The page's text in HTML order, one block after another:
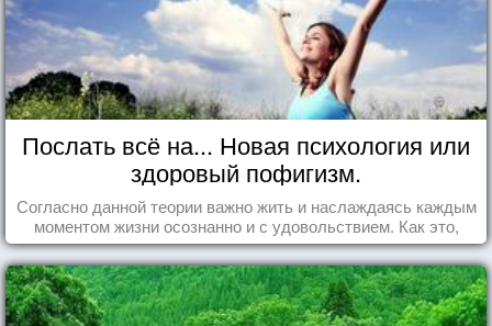
Послать всё на... Новая психология или
здоровый пофигизм.
Согласно данной теории важно жить и наслаждаясь каждым
моментом жизни осознанно и с удовольствием. Как это,
попробуем разобраться на реальных примерах.